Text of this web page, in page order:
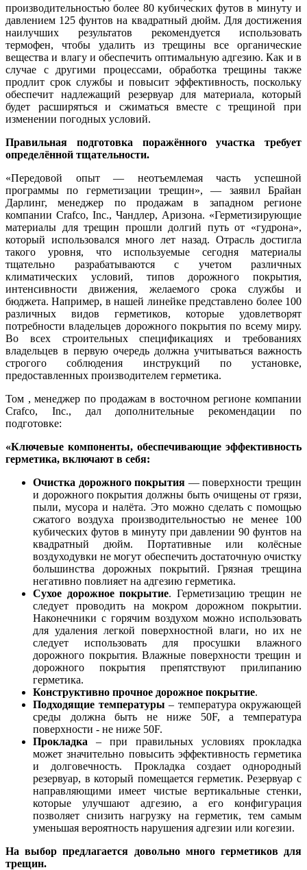
производительностью более 80 кубических футов в минуту и
давлением 125 фунтов на квадратный дюйм. Для достижения
наилучших результатов рекомендуется использовать
термофен, чтобы удалить из трещины все органические
вещества и влагу и обеспечить оптимальную адгезию. Как и в
случае с другими процессами, обработка трещины также
продлит срок службы и повысит эффективность, поскольку
обеспечит надлежащий резервуар для материала, который
будет расширяться и сжиматься вместе с трещиной при
изменении погодных условий.
Правильная подготовка поражённого участка требует
определённой тщательности.
«Передовой опыт — неотъемлемая часть успешной
программы по герметизации трещин», — заявил Брайан
Дарлинг, менеджер по продажам в западном регионе
компании Crafco, Inc., Чандлер, Аризона. «Герметизирующие
материалы для трещин прошли долгий путь от «гудрона»,
который использовался много лет назад. Отрасль достигла
такого уровня, что используемые сегодня материалы
тщательно разрабатываются с учетом различных
климатических условий, типов дорожного покрытия,
интенсивности движения, желаемого срока службы и
бюджета. Например, в нашей линейке представлено более 100
различных видов герметиков, которые удовлетворят
потребности владельцев дорожного покрытия по всему миру.
Во всех строительных спецификациях и требованиях
владельцев в первую очередь должна учитываться важность
строгого соблюдения инструкций по установке,
предоставленных производителем герметика.
Том , менеджер по продажам в восточном регионе компании
Crafco, Inc., дал дополнительные рекомендации по
подготовке:
«Ключевые компоненты, обеспечивающие эффективность
герметика, включают в себя:
Очистка дорожного покрытия — поверхности трещин
и дорожного покрытия должны быть очищены от грязи,
пыли, мусора и налёта. Это можно сделать с помощью
сжатого воздуха производительностью не менее 100
кубических футов в минуту при давлении 90 фунтов на
квадратный дюйм. Портативные или колёсные
воздуходувки не могут обеспечить достаточную очистку
большинства дорожных покрытий. Грязная трещина
негативно повлияет на адгезию герметика.
Сухое дорожное покрытие. Герметизацию трещин не
следует проводить на мокром дорожном покрытии.
Наконечники с горячим воздухом можно использовать
для удаления легкой поверхностной влаги, но их не
следует использовать для просушки влажного
дорожного покрытия. Влажные поверхности трещин и
дорожного покрытия препятствуют прилипанию
герметика.
Конструктивно прочное дорожное покрытие.
Подходящие температуры – температура окружающей
среды должна быть не ниже 50F, а температура
поверхности - не ниже 50F.
Прокладка – при правильных условиях прокладка
может значительно повысить эффективность герметика
и долговечность. Прокладка создает однородный
резервуар, в который помещается герметик. Резервуар с
направляющими имеет чистые вертикальные стенки,
которые улучшают адгезию, а его конфигурация
позволяет снизить нагрузку на герметик, тем самым
уменьшая вероятность нарушения адгезии или когезии.
На выбор предлагается довольно много герметиков для
трещин.